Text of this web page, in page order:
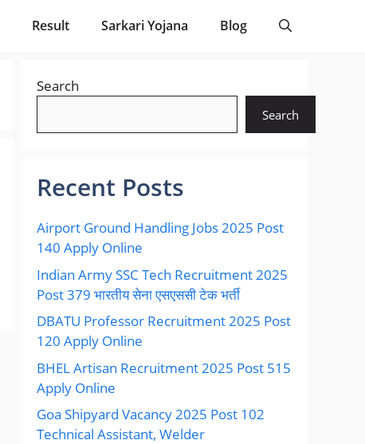
Result Sarkari Yojana Blog
Search
Search
Recent Posts
Airport Ground Handling Jobs 2025 Post
140 Apply Online
Indian Army SSC Tech Recruitment 2025
Post 379 भारतीय सेना एसएससी टेक भर्ती
DBATU Professor Recruitment 2025 Post
120 Apply Online
BHEL Artisan Recruitment 2025 Post 515
Apply Online
Goa Shipyard Vacancy 2025 Post 102
Technical Assistant, Welder